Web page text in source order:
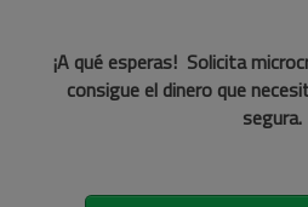
¡A qué esperas! Solicita
consigue el dinero que
segura.